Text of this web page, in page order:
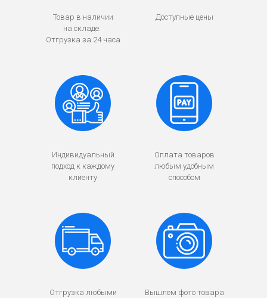
Товар в наличии
на складе.
Отгрузка за 24 часа
Доступные цены
Индивидуальный
подход к каждому
клиенту
Оплата товаров
любым удобным
способом
Отгрузка любыми
Вышлем фото товара